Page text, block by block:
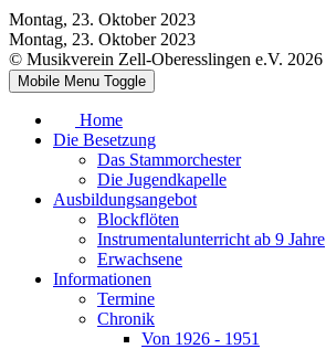
Montag, 23. Oktober 2023
Montag, 23. Oktober 2023
© Musikverein Zell-Oberesslingen e.V. 2026
Mobile Menu Toggle
Home
Die Besetzung
Das Stammorchester
Die Jugendkapelle
Ausbildungsangebot
Blockflöten
Instrumentalunterricht ab 9 Jahre
Erwachsene
Informationen
Termine
Chronik
Von 1926 - 1951